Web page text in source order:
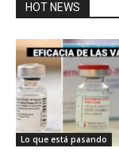
HOT NEWS
Lo que está pasando